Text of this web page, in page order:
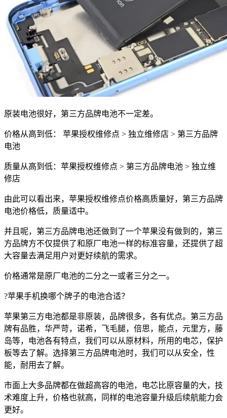
原装电池很好，第三方品牌电池不一定差。
价格从高到低： 苹果授权维修点 > 独立维修店 > 第三方品牌
电池
质量从高到低：苹果授权维修点 > 第三方品牌电池 > 独立维
修店
由此可以看出来，苹果授权维修点价格高质量好，第三方品牌
电池价格低，质量适中。
并且呢，第三方品牌电池还做到了一个苹果没有做到的，第三
方品牌方不仅提供了和原厂电池一样的标准容量，还提供了超
大容量去满足用户对更好续航的需求。
价格通常是原厂电池的二分之一或者三分之一。
?苹果手机换哪个牌子的电池合适？
苹果第三方电池都是非原装，品牌很多，各有优点。第三方品
牌有品胜，华严苛，诺希，飞毛腿，倍思，能点，元里方，藤
岛等，电池各有特点，我们可以从原材料，所用的电芯，保护
板等去了解。选择第三方品牌电池时，我们可以从安全，性
能，耐用去了解。
市面上大多品牌都在做超高容的电池，电芯比原容量的大，技
术难度上升，价格也就高，同样的电池容量升级后续航能力会
更好。